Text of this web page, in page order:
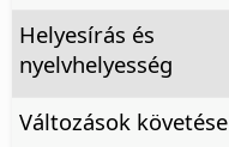
Helyesírás és
nyelvhelyesség
Változások követése